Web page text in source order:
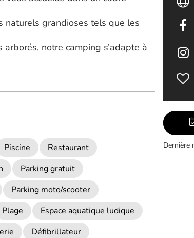
naturels grandioses tels que les
notre camping s’adapte à
Piscine
Restaurant
Parking gratuit
Parking moto/scooter
Plage
Espace aquatique ludique
Défibrillateur
Dernière